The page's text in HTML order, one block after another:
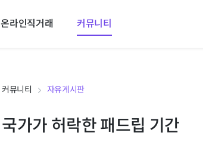
온라인직거래 커뮤니티
커뮤니티 자유게시판
국가가 허락한 패드립 기간